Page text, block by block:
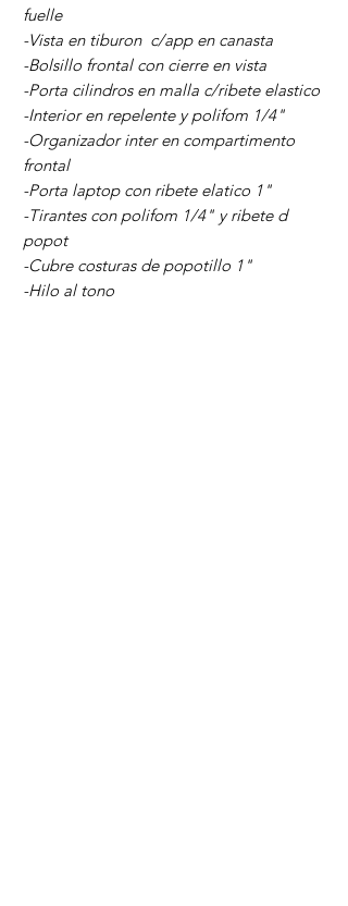
fuelle
-Vista en tiburon c/app en canasta
-Bolsillo frontal con cierre en vista
-Porta cilindros en malla c/ribete elastico
-Interior en repelente y polifom 1/4"
-Organizador inter en compartimento
frontal
-Porta laptop con ribete elatico 1"
-Tirantes con polifom 1/4" y ribete d
popot
-Cubre costuras de popotillo 1"
-Hilo al tono